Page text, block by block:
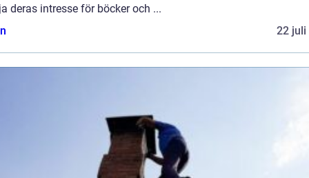
deras intresse för böcker och ...
22 juli